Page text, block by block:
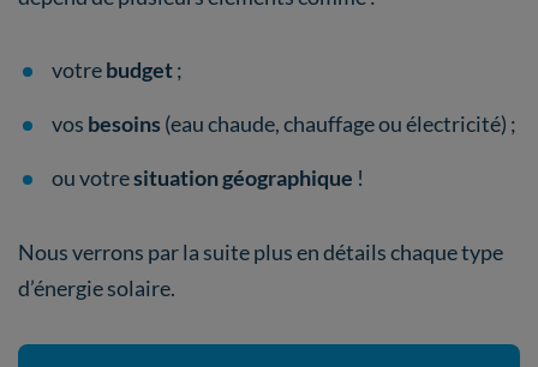
votrebudget;
vos besoins (eau chaude, chauffage ou électricité) ;
ou votresituation géographique !
Nous verrons par la suite plus en détails chaque type
d’énergie solaire.